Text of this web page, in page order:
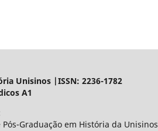
Unisinos |ISSN: 2236-1782
A1
Graduação em História da Unisinos